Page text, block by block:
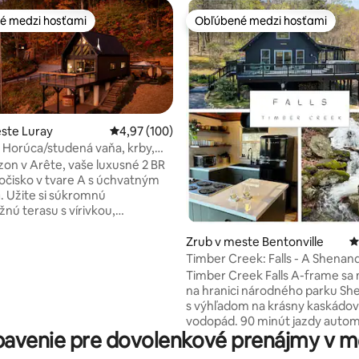
z 5, počet hodnotení: 156
medzi hosťami
medzi hosťami
Luray Priemerné ohodnotenie 4,97 z 5, počet
4,97 (100)
studená vaňa, krby,
zástrčka
v Arête, vaše luxusné 2 BR
v tvare A s úchvatným
Užite si súkromnú
terasu s vírivkou,
pomocou vonkajšieho grilu
Oddýchnite si pri vnútornom
Obľúbené medzi hosťami
Obľúbené medzi hosťami
Zrub v meste Bentonville
Timber Creek: Falls - A
Cabin
Timber Creek Falls A-frame sa
na hranici národného parku
s výhľadom na krásny
vodopád. 90 minút jazdy
tento výlet do zrubu vás prinúti
oddychovať v pokoji. Vírivka
pre dovolenkové prenájmy v